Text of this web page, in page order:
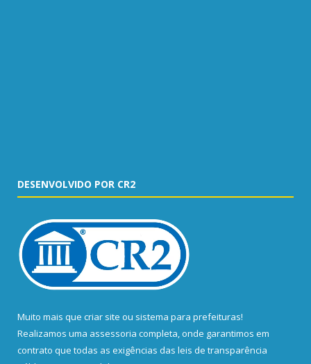
DESENVOLVIDO POR CR2
Muito mais que criar site ou sistema para prefeituras!
Realizamos uma assessoria completa, onde garantimos em
contrato que todas as exigências das leis de transparência